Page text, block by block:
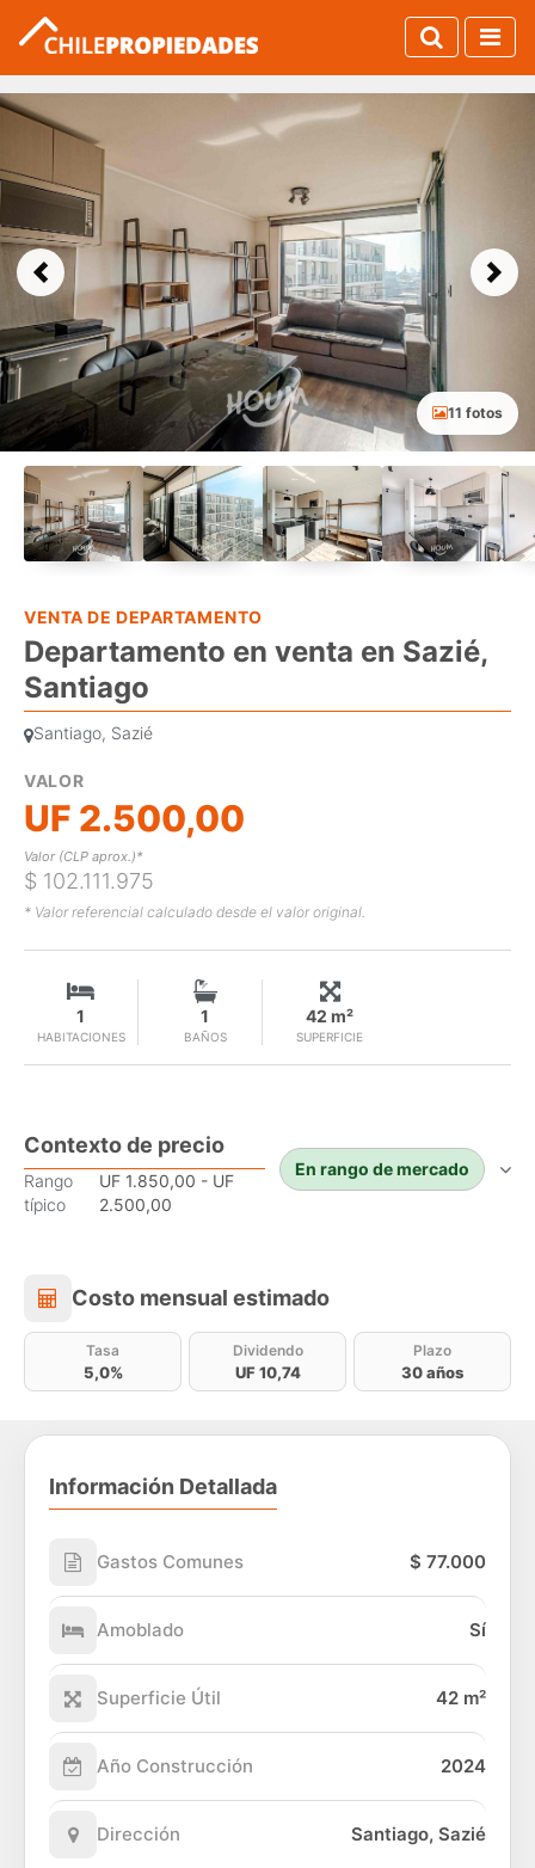
Previous Next
11 fotos
VENTA DE DEPARTAMENTO
Departamento en venta en Sazié,
Santiago
Santiago, Sazié
VALOR
UF 2.500,00
Valor (CLP aprox.)*
$ 102.111.975
* Valor referencial calculado desde el valor original.
HABITACIONES
1
BAÑOS
1
SUPERFICIE
42 m²
Contexto de precio
Rango
típico
UF 1.850,00 - UF
2.500,00
En rango de mercado
Costo mensual estimado
Costo mensual estimado
Tasa
5,0%
Dividendo
UF 10,74
Plazo
30 años
Información Detallada
Gastos Comunes $ 77.000
Amoblado Sí
Superficie Útil 42 m²
Año Construcción 2024
Dirección Santiago, Sazié